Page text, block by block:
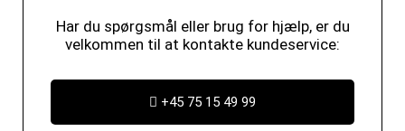
Har du spørgsmål eller brug for hjælp, er du
velkommen til at kontakte kundeservice:
+45 75 15 49 99